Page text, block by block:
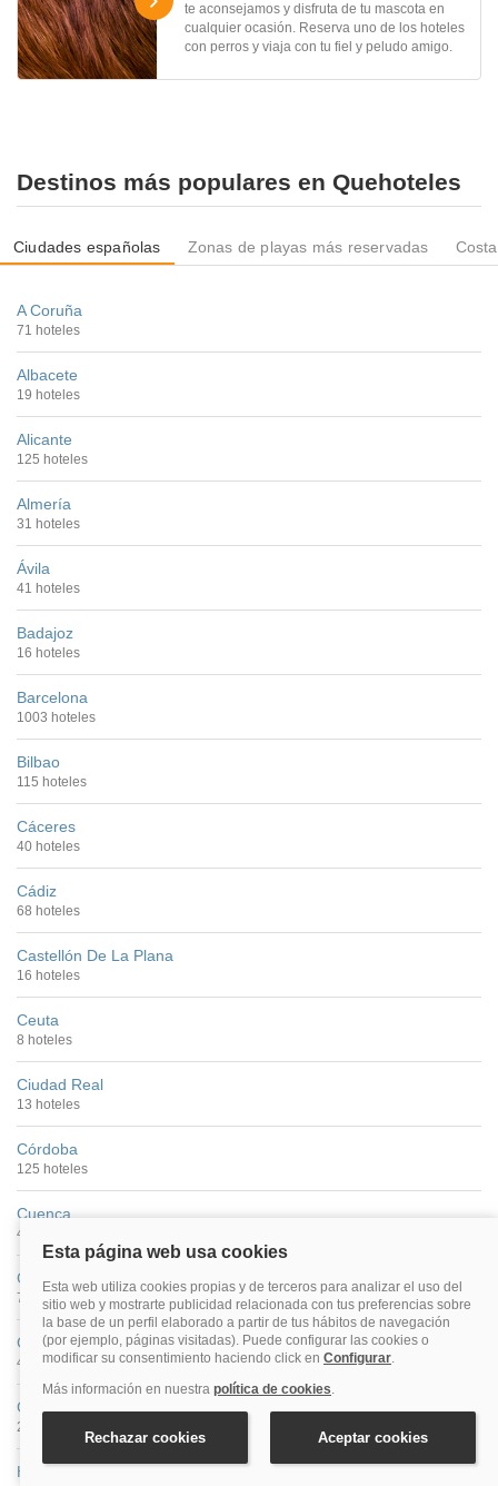
te aconsejamos y disfruta de tu mascota en
cualquier ocasión. Reserva uno de los hoteles
con perros y viaja con tu fiel y peludo amigo.
Destinos más populares en Quehoteles
Ciudades españolas Zonas de playas más reservadas
A Coruña
71 hoteles
Albacete
19 hoteles
Alicante
125 hoteles
Almería
31 hoteles
Ávila
41 hoteles
Badajoz
16 hoteles
Barcelona
1003 hoteles
Bilbao
115 hoteles
Cáceres
40 hoteles
Cádiz
68 hoteles
Castellón De La Plana
16 hoteles
Ceuta
8 hoteles
Ciudad Real
13 hoteles
Córdoba
125 hoteles
Cuenca
46 hoteles
Gijón
72 hoteles
Girona
42 hoteles
Granada
299 hoteles
Huelva